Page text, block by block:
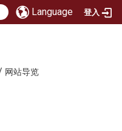
Language 登入
网站导览